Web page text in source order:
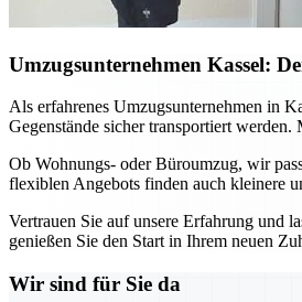
Umzugsunternehmen Kassel:
Als erfahrenes Umzugsunternehmen in
Gegenstände sicher transportiert
Ob Wohnungs- oder Büroumzug, wir
flexiblen Angebots finden auch kleinere
Vertrauen Sie auf unsere Erfahrung und
genießen Sie den Start in Ihrem neuen
Wir sind für Sie da